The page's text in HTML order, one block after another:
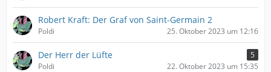
Robert Kraft: Der Graf von Saint-Germain 2
Poldi 25. Oktober 2023 um 12:16
Der Herr der Lüfte
5
Poldi
22. Oktober 2023 um 15:35